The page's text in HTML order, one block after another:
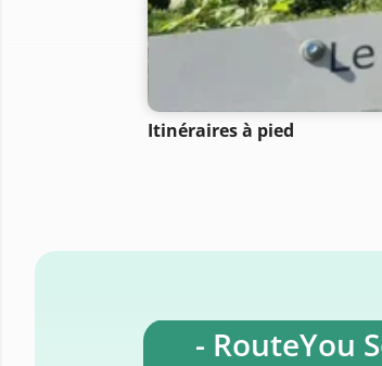
Itinéraires à pied
- RouteYou